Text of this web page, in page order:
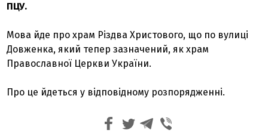
ПЦУ.
Мова йде про храм Різдва Христового, що по вулиці
Довженка, який тепер зазначений, як храм
Православної Церкви України.
Про це йдеться у відповідному розпорядженні.